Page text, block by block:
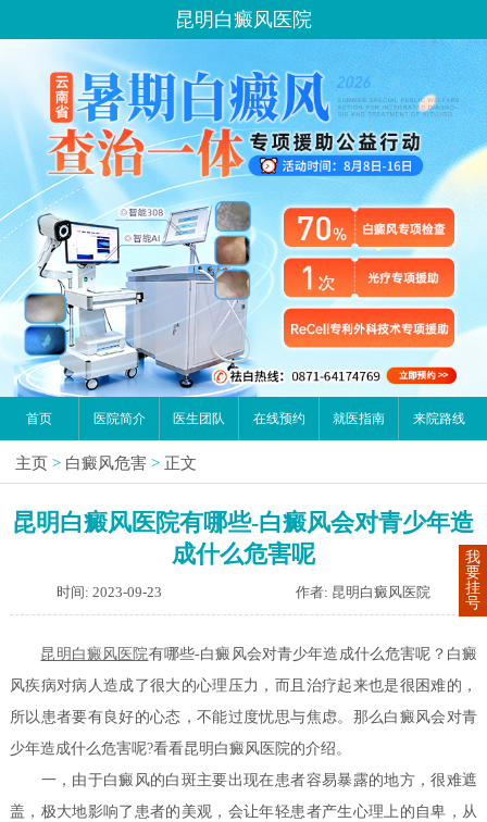
昆明白癜风医院
首页 医院简介 医生团队 在线预约 就医指南 来院路线
主页 > 白癜风危害 > 正文
昆明白癜风医院有哪些-白癜风会对青少年造
成什么危害呢
时间: 2023-09-23 作者: 昆明白癜风医院
昆明白癜风医院有哪些-白癜风会对青少年造成什么危害呢？白癜
风疾病对病人造成了很大的心理压力，而且治疗起来也是很困难的，
所以患者要有良好的心态，不能过度忧思与焦虑。那么白癜风会对青
少年造成什么危害呢?看看昆明白癜风医院的介绍。
一，由于白癜风的白斑主要出现在患者容易暴露的地方，很难遮
盖，极大地影响了患者的美观，会让年轻患者产生心理上的自卑，从
我
要
挂
号